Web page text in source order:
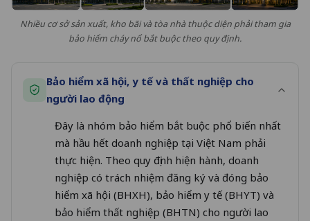
Nhiều cơ sở sản xuất, kho bãi và tòa nhà thuộc diện phải tham gia
bảo hiểm cháy nổ bắt buộc theo quy định.
Bảo hiểm xã hội, y tế và thất nghiệp cho
người lao động
Đây là nhóm bảo hiểm bắt buộc phổ biến nhất
mà hầu hết doanh nghiệp tại Việt Nam phải
thực hiện. Theo quy định hiện hành, doanh
nghiệp có trách nhiệm đăng ký và đóng bảo
hiểm xã hội (BHXH), bảo hiểm y tế (BHYT) và
bảo hiểm thất nghiệp (BHTN) cho người lao